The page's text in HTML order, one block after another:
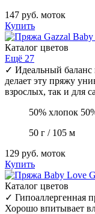
147 руб. моток
Купить
Каталог цветов
Ещё 27
✓ Идеальный баланс
делает эту пряжу
взрослых, так и для
50% хлопок
50 г / 105 м
129 руб. моток
Купить
Каталог цветов
✓ Гипоаллергенная
Хорошо впитывает